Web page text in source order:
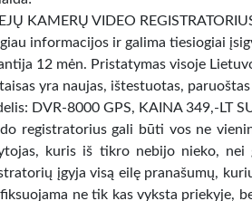
KAMERŲ VIDEO
informacijos ir galima tiesiogiai
12 mėn. Pristatymas visoje
yra naujas, ištestuotas,
DVR-8000 GPS, KAINA 349,-LT
registratorius gali būti vos ne
kuris iš tikro nebijo nieko, nei
įgyja visą eilę pranašumų,
fiksuojama ne tik kas vyksta priekyje,